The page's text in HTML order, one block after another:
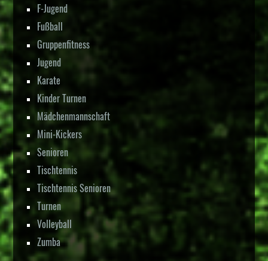
F-Jugend
Fußball
Gruppenfitness
Jugend
Karate
Kinder Turnen
Mädchenmannschaft
Mini-Kickers
Senioren
Tischtennis
Tischtennis Senioren
Turnen
Volleyball
Zumba